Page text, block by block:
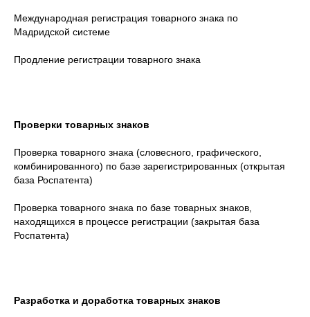
Международная регистрация товарного знака по
Мадридской системе
Продление регистрации товарного знака
Проверки товарных знаков
Проверка товарного знака (словесного, графического,
комбинированного) по базе зарегистрированных (открытая
база Роспатента)
Проверка товарного знака по базе товарных знаков,
находящихся в процессе регистрации (закрытая база
Роспатента)
Разработка и доработка товарных знаков